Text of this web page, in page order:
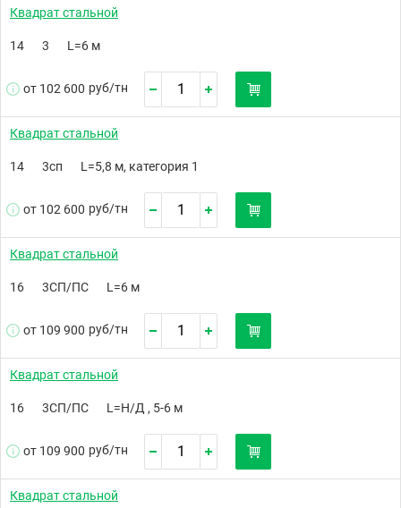
Квадрат стальной
14 3 L=6 м
от 102 600 руб/тн
Квадрат стальной
14 3сп L=5,8 м, категория 1
от 102 600 руб/тн
Квадрат стальной
16 3СП/ПС L=6 м
от 109 900 руб/тн
Квадрат стальной
16 3СП/ПС L=Н/Д , 5-6 м
от 109 900 руб/тн
Квадрат стальной